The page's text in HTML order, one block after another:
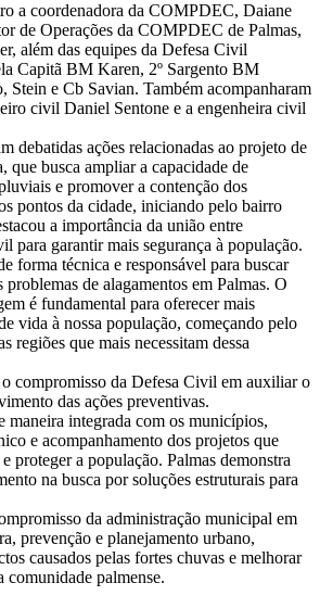
a coordenadora da COMPDEC, Daiane
de Operações da COMPDEC de Palmas,
além das equipes da Defesa Civil
Capitã BM Karen, 2º Sargento BM
Stein e Cb Savian. Também acompanharam
civil Daniel Sentone e a engenheira civil
debatidas ações relacionadas ao projeto de
que busca ampliar a capacidade de
e promover a contenção dos
pontos da cidade, iniciando pelo bairro
a importância da união entre
para garantir mais segurança à população.
forma técnica e responsável para buscar
de alagamentos em Palmas. O
é fundamental para oferecer mais
vida à nossa população, começando pelo
regiões que mais necessitam dessa
compromisso da Defesa Civil em auxiliar o
das ações preventivas.
maneira integrada com os municípios,
e acompanhamento dos projetos que
proteger a população. Palmas demonstra
na busca por soluções estruturais para
da administração municipal em
prevenção e planejamento urbano,
causados pelas fortes chuvas e melhorar
comunidade palmense.